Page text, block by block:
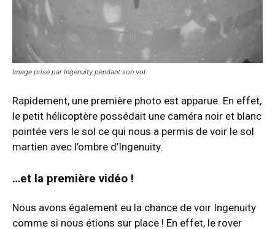
Image prise par Ingenuity pendant son vol
Rapidement, une première photo est apparue. En effet,
le petit hélicoptère possédait une caméra noir et blanc
pointée vers le sol ce qui nous a permis de voir le sol
martien avec l’ombre d’Ingenuity.
…et la première vidéo !
Nous avons également eu la chance de voir Ingenuity
comme si nous étions sur place ! En effet, le rover